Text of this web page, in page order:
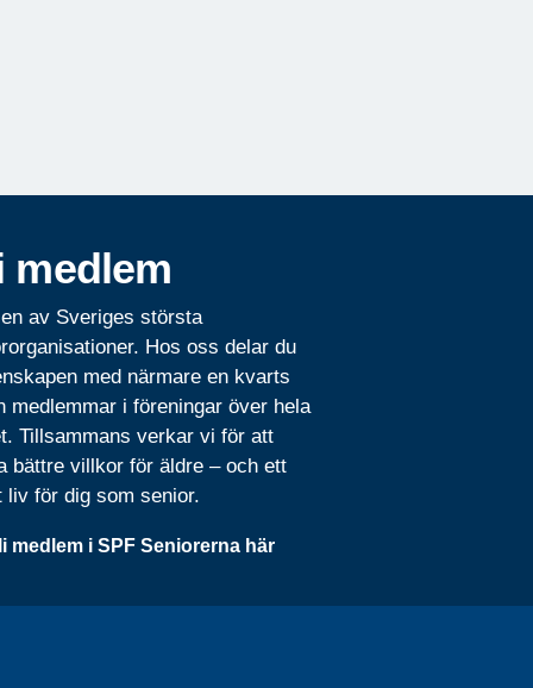
medlem
av Sveriges största
Hos oss delar du
med närmare en kvarts
medlemmar i föreningar över hela
Tillsammans verkar vi för att
bättre villkor för äldre – och ett
liv för dig som senior.
medlem i SPF Seniorerna här